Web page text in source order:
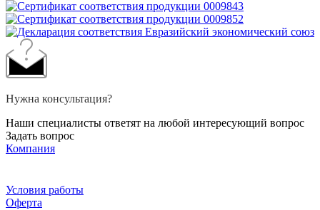
Нужна консультация?
Наши специалисты ответят на любой интересующий вопрос
Задать вопрос
Компания
Условия работы
Оферта